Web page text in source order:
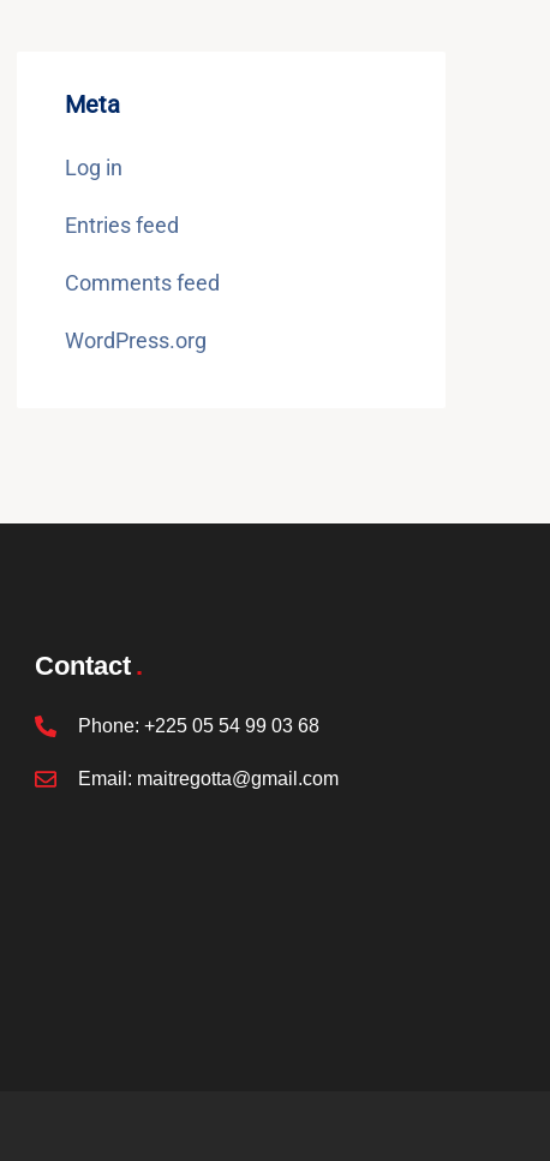
Meta
Log in
Entries feed
Comments feed
WordPress.org
Contact
Phone: +225 05 54 99 03 68
Email: maitregotta@gmail.com